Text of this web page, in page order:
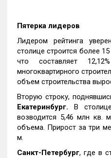
Пятерка лидеров
Лидером рейтинга
столице строится более
что составляет
многоквартирного
объем строительства
Вторую строку,
Екатеринбург. В
возводится 5,46 млн кв.
объема. Прирост за три
м.
Санкт-Петербург, где в